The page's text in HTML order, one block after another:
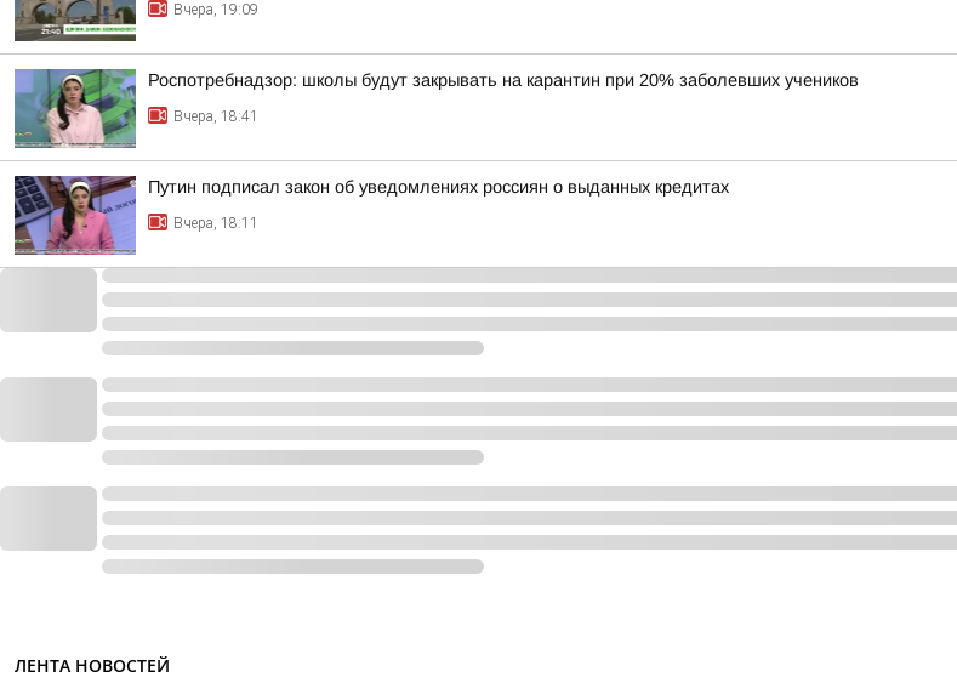
Вчера, 19:09
Роспотребнадзор: школы будут закрывать на карантин при 20% заболевших учеников
Вчера, 18:41
Путин подписал закон об уведомлениях россиян о выданных кредитах
Вчера, 18:11
ЛЕНТА НОВОСТЕЙ